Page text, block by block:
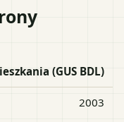
(GUS BDL)
2003